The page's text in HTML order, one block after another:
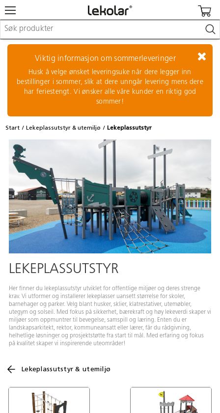
Lekeplassutstyr & utemiljø
Kunst & håndverk
Leker & sykler
Pedagogisk materiell
Barnevogner & småbarnsutstyr
Kontakt oss
Kampanjer/kataloger
Viktig informasjon om sommerleveringer
Husk å velge ønsket leveringsuke når dere legger inn
bestillinger i sommer, slik at dere unngår levering mens dere
har feriestengt. Vi ønsker alle våre kunder en riktig god
sommer!
Start Lekeplassutstyr & utemiljø Lekeplassutstyr
LEKEPLASSUTSTYR
Her finner du lekeplassutstyr utviklet for offentlige miljøer og deres strenge
krav. Vi utformer og installerer lekeplasser uansett størrelse for skoler,
barnehager og parker. Velg blant husker, sklier, klatrestativer, utemøbler,
utegym og solseil. Med fokus på sikkerhet, bærekraft og høy lekeverdi skaper vi
miljøer som oppmuntrer til bevegelse, samspill og læring. Enten du er
landskapsarkitekt, rektor, kommuneansatt eller lærer, får du rådgivning,
helhetlige løsninger og prosjektstøtte fra start til mål. Med erfaring og fokus
på kvalitet skaper vi inspirerende uteområder!
Lekeplassutstyr & utemiljø